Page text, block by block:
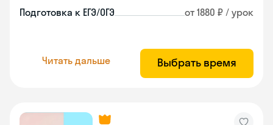
Подготовка к ЕГЭ/ОГЭ от 1880 ₽ / урок
Читать дальше Выбрать время